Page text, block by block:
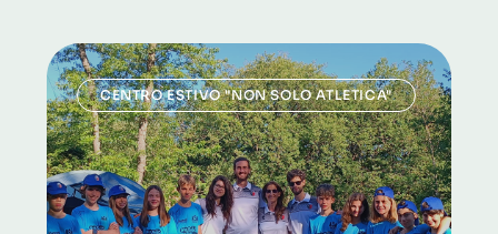
CENTRO ESTIVO "NON SOLO ATLETICA"